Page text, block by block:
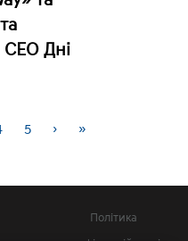
Дні
5 › »
Політика